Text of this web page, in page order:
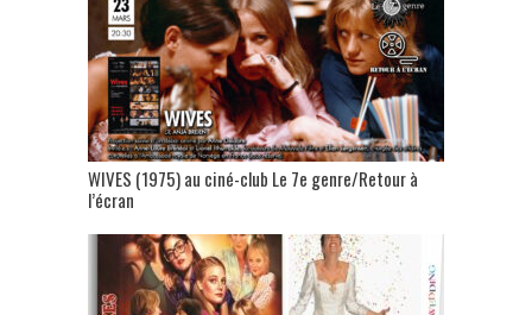
WIVES (1975) au ciné-club Le 7e genre/Retour à
l’écran